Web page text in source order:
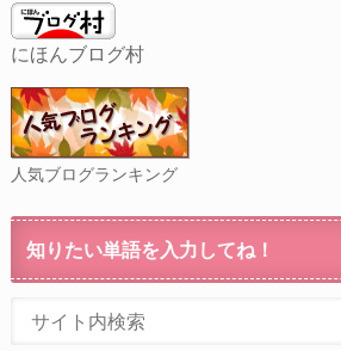
にほんブログ村
人気ブログランキング
知りたい単語を入力してね！